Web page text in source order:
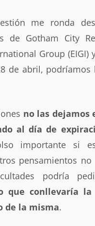
me ronda
de Gotham City
Group (EIGI)
de abril, podríamos
no las dejamos
al día de
importante si
pensamientos
podría
que conllevaría la
de la misma.